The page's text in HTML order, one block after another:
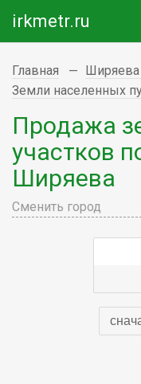
irkmetr.ru
Главная
Ширяева
Земли населенных
Продажа
участков
Ширяева
Сменить город